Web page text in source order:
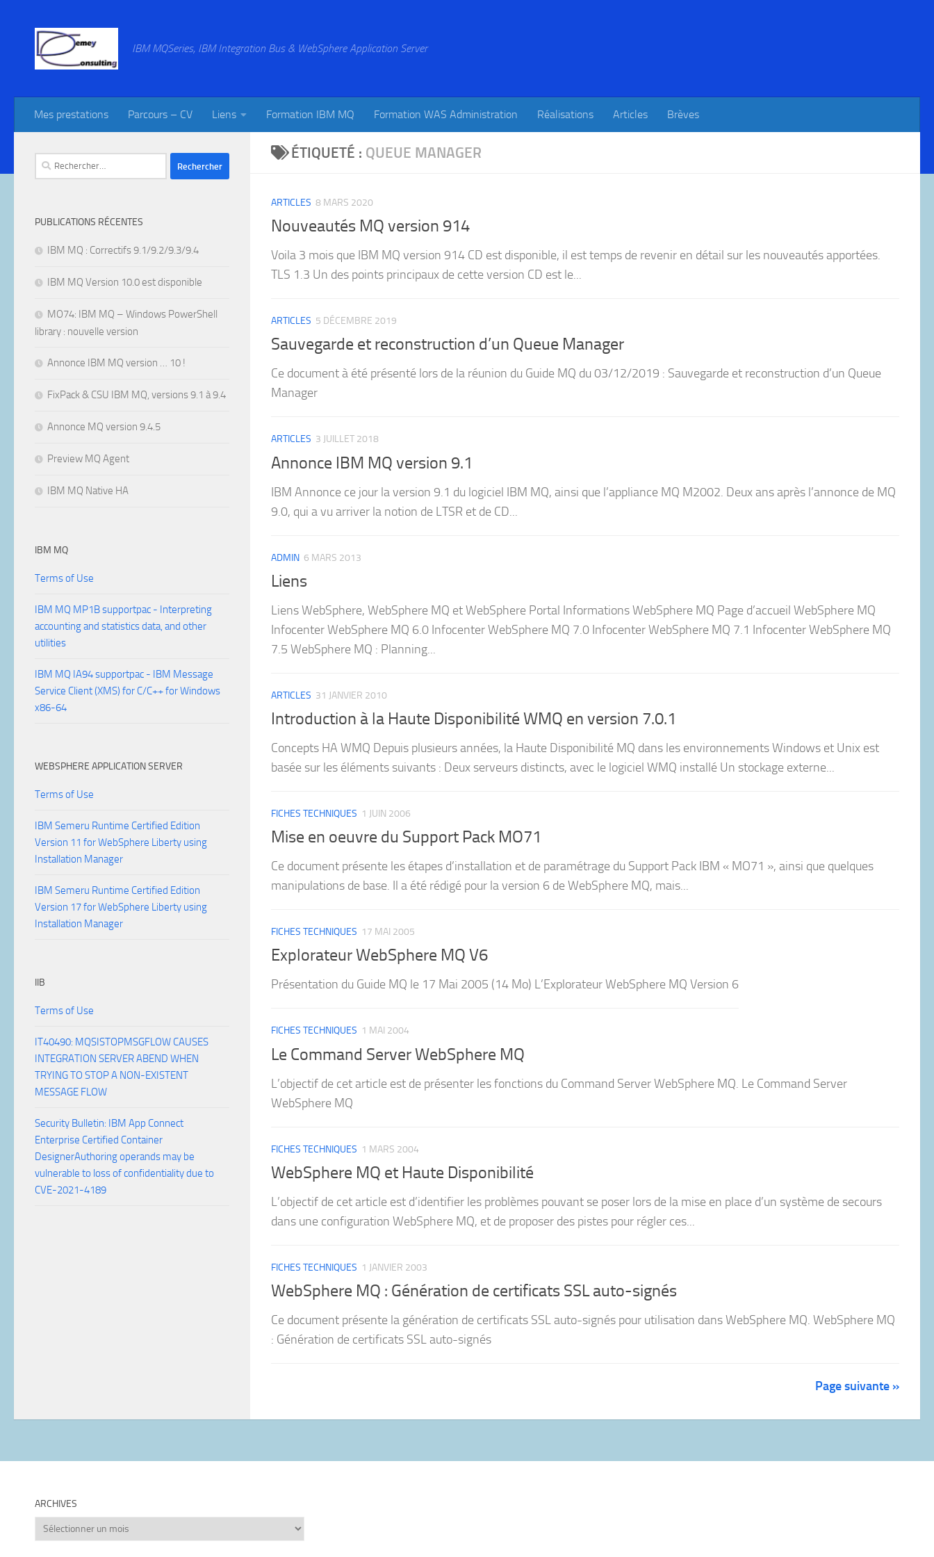
IBM MQSeries, IBM Integration Bus & WebSphere Application Server
Mes prestations Parcours – CV Liens Formation IBM MQ Formation WAS Administration Réalisations Articles Brèves
ÉTIQUETÉ : QUEUE MANAGER
ARTICLES 8 MARS 2020
Nouveautés MQ version 914
Voila 3 mois que IBM MQ version 914 CD est disponible, il est temps de revenir en détail sur les nouveautés apportées.
TLS 1.3 Un des points principaux de cette version CD est le...
ARTICLES 5 DÉCEMBRE 2019
Sauvegarde et reconstruction d’un Queue Manager
Ce document à été présenté lors de la réunion du Guide MQ du 03/12/2019 : Sauvegarde et reconstruction d’un Queue
Manager
ARTICLES 3 JUILLET 2018
Annonce IBM MQ version 9.1
IBM Annonce ce jour la version 9.1 du logiciel IBM MQ, ainsi que l’appliance MQ M2002. Deux ans après l’annonce de MQ
9.0, qui a vu arriver la notion de LTSR et de CD...
ADMIN 6 MARS 2013
Liens
Liens WebSphere, WebSphere MQ et WebSphere Portal Informations WebSphere MQ Page d’accueil WebSphere MQ
Infocenter WebSphere MQ 6.0 Infocenter WebSphere MQ 7.0 Infocenter WebSphere MQ 7.1 Infocenter WebSphere MQ
7.5 WebSphere MQ : Planning...
ARTICLES 31 JANVIER 2010
Introduction à la Haute Disponibilité WMQ en version 7.0.1
Concepts HA WMQ Depuis plusieurs années, la Haute Disponibilité MQ dans les environnements Windows et Unix est
basée sur les éléments suivants : Deux serveurs distincts, avec le logiciel WMQ installé Un stockage externe...
FICHES TECHNIQUES 1 JUIN 2006
Mise en oeuvre du Support Pack MO71
Ce document présente les étapes d’installation et de paramétrage du Support Pack IBM « MO71 », ainsi que quelques
manipulations de base. Il a été rédigé pour la version 6 de WebSphere MQ, mais...
FICHES TECHNIQUES 17 MAI 2005
Explorateur WebSphere MQ V6
Présentation du Guide MQ le 17 Mai 2005 (14 Mo) L’Explorateur WebSphere MQ Version 6
FICHES TECHNIQUES 1 MAI 2004
Le Command Server WebSphere MQ
L’objectif de cet article est de présenter les fonctions du Command Server WebSphere MQ. Le Command Server
WebSphere MQ
FICHES TECHNIQUES 1 MARS 2004
WebSphere MQ et Haute Disponibilité
L’objectif de cet article est d’identifier les problèmes pouvant se poser lors de la mise en place d’un système de secours
dans une configuration WebSphere MQ, et de proposer des pistes pour régler ces...
FICHES TECHNIQUES 1 JANVIER 2003
WebSphere MQ : Génération de certificats SSL auto-signés
Ce document présente la génération de certificats SSL auto-signés pour utilisation dans WebSphere MQ. WebSphere MQ
: Génération de certificats SSL auto-signés
Page suivante »
Rechercher :
PUBLICATIONS RÉCENTES
IBM MQ : Correctifs 9.1/9.2/9.3/9.4
IBM MQ Version 10.0 est disponible
MO74: IBM MQ – Windows PowerShell
library : nouvelle version
Annonce IBM MQ version … 10 !
FixPack & CSU IBM MQ, versions 9.1 à 9.4
Annonce MQ version 9.4.5
Preview MQ Agent
IBM MQ Native HA
IBM MQ
Terms of Use
IBM MQ MP1B supportpac - Interpreting
accounting and statistics data, and other
utilities
IBM MQ IA94 supportpac - IBM Message
Service Client (XMS) for C/C++ for Windows
x86-64
WEBSPHERE APPLICATION SERVER
Terms of Use
IBM Semeru Runtime Certified Edition
Version 11 for WebSphere Liberty using
Installation Manager
IBM Semeru Runtime Certified Edition
Version 17 for WebSphere Liberty using
Installation Manager
IIB
Terms of Use
IT40490: MQSISTOPMSGFLOW CAUSES
INTEGRATION SERVER ABEND WHEN
TRYING TO STOP A NON-EXISTENT
MESSAGE FLOW
Security Bulletin: IBM App Connect
Enterprise Certified Container
DesignerAuthoring operands may be
vulnerable to loss of confidentiality due to
CVE-2021-4189
ARCHIVES
Archives